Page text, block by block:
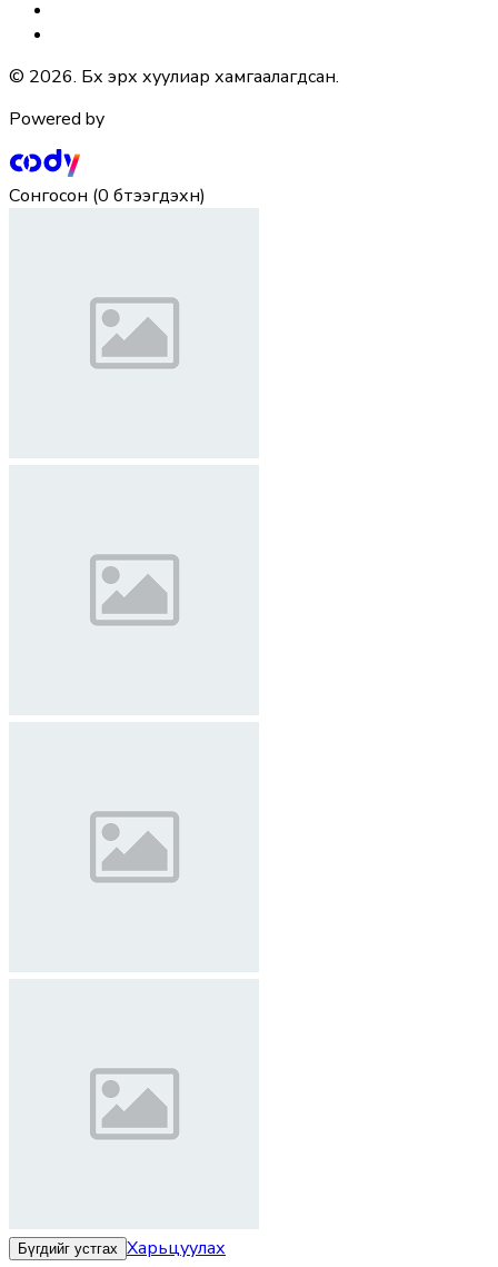
© 2026. Бүх эрх хуулиар хамгаалагдсан.
Powered by
Сонгосон (0 бүтээгдэхүүн)
Бүгдийг устгах Харьцуулах